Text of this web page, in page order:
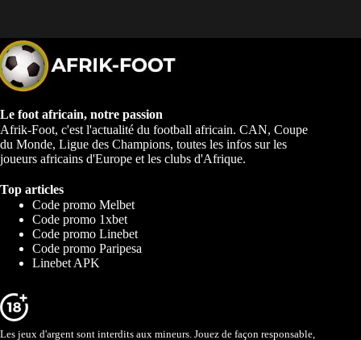
Le foot africain, notre passion
Afrik-Foot, c'est l'actualité du football africain. CAN, Coupe
du Monde, Ligue des Champions, toutes les infos sur les
joueurs africains d'Europe et les clubs d'Afrique.
Top articles
Code promo Melbet
Code promo 1xbet
Code promo Linebet
Code promo Paripesa
Linebet APK
Les jeux d'argent sont interdits aux mineurs. Jouez de façon responsable,